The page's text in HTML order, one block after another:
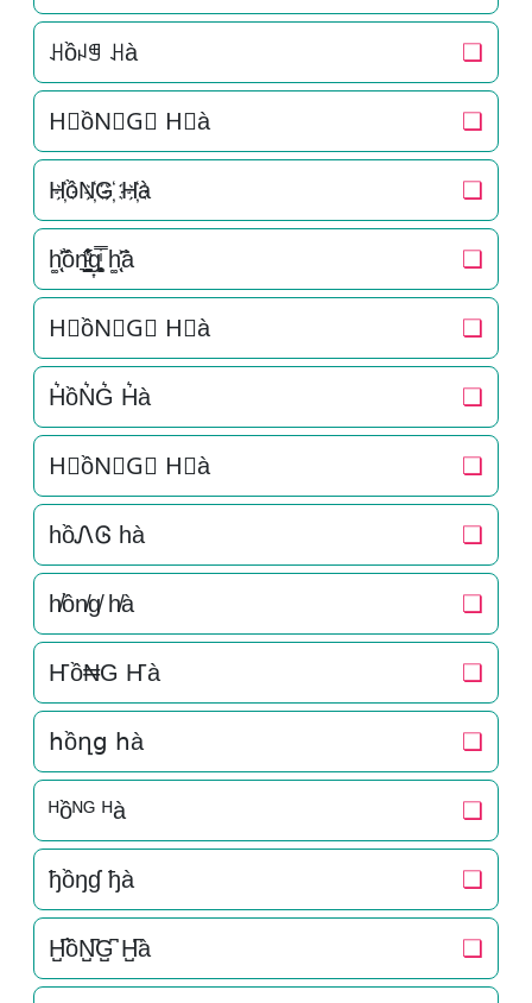
ꃅồꈤꁅ ꃅà ❏
H⃟ồN⃟G⃟ H⃟à ❏
H҉ồN҉G҉ H҉à ❏
h͚̖̜̍̃͐ồn͉̠̙͉̗̺̋̋̔ͧ̊g͎͚̥͎͔͕ͥ̿ h͚̖̜̍̃͐à ❏
H⃗ồN⃗G⃗ H⃗à ❏
H͛ồN͛G͛ H͛à ❏
H⃒ồN⃒G⃒ H⃒à ❏
hồᏁᎶ hà ❏
h̸ồn̸g̸ h̸à ❏
Ҥồ₦G Ҥà ❏
հồղց հà ❏
ᴴồᴺᴳ ᴴà ❏
ђồŋɠ ђà ❏
H̺͆ồN̺͆G̺͆ H̺͆à ❏